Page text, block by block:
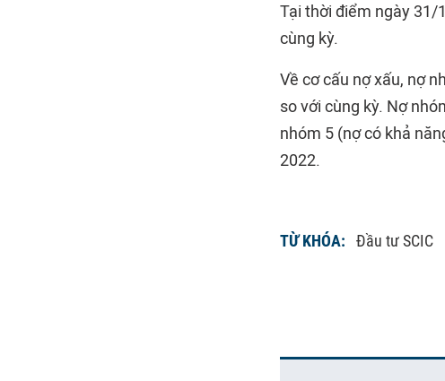
Tại thời điểm ngày 31/
cùng kỳ.
Về cơ cấu nợ xấu, nợ
so với cùng kỳ. Nợ
nhóm 5 (nợ có khả
2022.
TỪ KHÓA: Đầu tư SCIC